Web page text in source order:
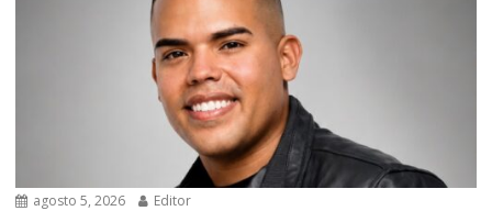
agosto 5, 2026 Editor